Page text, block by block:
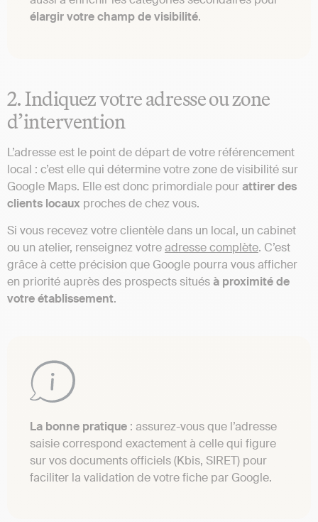
élargir votre champ de visibilité.
2. Indiquez votre adresse ou zone
d’intervention
L’adresse est le point de départ de votre référencement
local : c’est elle qui détermine votre zone de visibilité sur
Google Maps. Elle est donc primordiale pourattirer des
clients locaux proches de chez vous.
Si vous recevez votre clientèle dans un local, un cabinet
ou un atelier, renseignez votreadresse complète. C’est
grâce à cette précision que Google pourra vous afficher
en priorité auprès des prospects situésà proximité de
votre établissement.
La bonne pratique : assurez-vous que l’adresse
saisie correspond exactement à celle qui figure
sur vos documents officiels (Kbis, SIRET) pour
faciliter la validation de votre fiche par Google.